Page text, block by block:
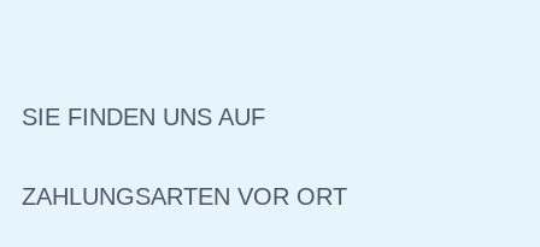
SIE FINDEN UNS AUF
ZAHLUNGSARTEN VOR ORT